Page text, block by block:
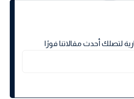
لتصلك أحدث مقالاتنا فورًا